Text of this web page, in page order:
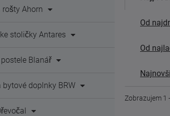
rošty Ahorn
stoličky Antares
Blanář
bytové doplnky BRW
Od
Od
Zobrazujem 1